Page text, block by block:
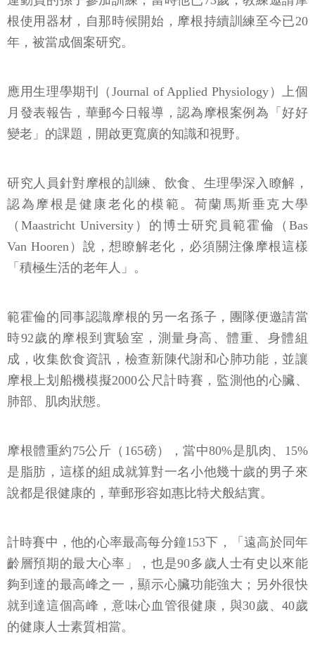
根使用器材，自那時候開始，摩根持續訓練至今已20
年，被當成個案研究。
應用生理學期刊（Journal of Applied Physiology）上個
月發表報告，華郵今日報導，認為摩根案例為「好好
變老」的課題，開啟更寬廣的知識和視野。
研究人員針對摩根的訓練、飲食、生理學深入瞭解，
認為摩根是健康老化的模範。荷蘭馬斯垂克大學
（Maastricht University）的博士研究員範霍倫（Bas
Van Hooren）說，想瞭解老化，必須關注像摩根這樣
「積極生活的老年人」。
範霍倫的同事認識摩根的另一名孫子，團隊便邀請當
時92歲的摩根到實驗室，測量身高、體重、身體組
成，收集飲食資訊，檢查新陳代謝和心肺功能，並讓
摩根上划船機模擬2000公尺計時賽，監測他的心臟、
肺部、肌肉狀態。
摩根體重約75公斤（165磅），當中80%是肌肉、15%
是脂肪，這樣的組成就算對一名小他幾十歲的男子來
說都是很健康的，華郵形容如惠比特犬般結實。
計時賽中，他的心率最高每分鐘153下，「遠高於同年
齡層預期的最大心率」，也是90多歲人士有史以來能
夠到達的最高峰之一，顯示心臟功能強大；另外很快
就到達這個高峰，意味心血管很健康，與30歲、40歲
的健康人士素質相當。